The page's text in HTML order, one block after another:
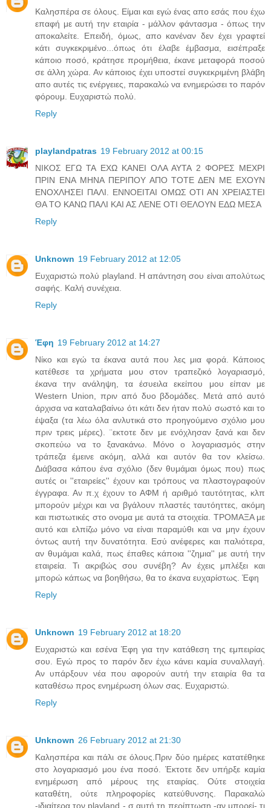
Καλησπέρα σε όλους. Είμαι και εγώ ένας απο εσάς που έχω
επαφή με αυτή την εταιρία - μάλλον φάντασμα - όπως την
αποκαλείτε. Επειδή, όμως, απο κανέναν δεν έχει γραφτεί
κάτι συγκεκριμένο...όπως ότι έλαβε έμβασμα, εισέπραξε
κάποιο ποσό, κράτησε προμήθεια, έκανε μεταφορά ποσού
σε άλλη χώρα. Αν κάποιος έχει υποστεί συγκεκριμένη βλάβη
απο αυτές τις ενέργειες, παρακαλώ να ενημερώσει το παρόν
φόρουμ. Ευχαριστώ πολύ.
Reply
playlandpatras 19 February 2012 at 00:15
ΝΙΚΟΣ ΕΓΩ ΤΑ ΕΧΩ ΚΑΝΕΙ ΟΛΑ ΑΥΤΑ 2 ΦΟΡΕΣ ΜΕΧΡΙ
ΠΡΙΝ ΕΝΑ ΜΗΝΑ ΠΕΡΙΠΟΥ ΑΠΟ ΤΟΤΕ ΔΕΝ ΜΕ ΕΧΟΥΝ
ΕΝΟΧΛΗΣΕΙ ΠΑΛΙ. ΕΝΝΟΕΙΤΑΙ ΟΜΩΣ ΟΤΙ ΑΝ ΧΡΕΙΑΣΤΕΙ
ΘΑ ΤΟ ΚΑΝΩ ΠΑΛΙ ΚΑΙ ΑΣ ΛΕΝΕ ΟΤΙ ΘΕΛΟΥΝ ΕΔΩ ΜΕΣΑ
Reply
Unknown 19 February 2012 at 12:05
Ευχαριστώ πολύ playland. Η απάντηση σου είναι απολύτως
σαφής. Καλή συνέχεια.
Reply
Έφη 19 February 2012 at 14:27
Νίκο και εγώ τα έκανα αυτά που λες μια φορά. Κάποιος
κατέθεσε τα χρήματα μου στον τραπεζικό λογαριασμό,
έκανα την ανάληψη, τα έσυειλα εκείπου μου είπαν με
Western Union, πριν από δυο βδομάδες. Μετά από αυτό
άρχισα να καταλαβαίνω ότι κάτι δεν ήταν πολύ σωστό και το
έψαξα (τα λέω όλα ανλυτικά στο προηγούμενο σχόλιο μου
πριν τρεις μέρες). ¨εκτοτε δεν με ενόχλησαν ξανά και δεν
σκοπεύω να το ξανακάνω. Μόνο ο λογαριασμός στην
τράπεζα έμεινε ακόμη, αλλά και αυτόν θα τον κλείσω.
Διάβασα κάπου ένα σχόλιο (δεν θυμάμαι όμως που) πως
αυτές οι ''εταιρείες'' έχουν και τρόπους να πλαστογραφούν
έγγραφα. Αν π.χ έχουν το ΑΦΜ ή αριθμό ταυτότητας, κλπ
μπορούν μέχρι και να βγάλουν πλαστές ταυτόηττες, ακόμη
και πιστωτικές στο ονομα με αυτά τα στοιχεία. ΤΡΟΜΑΞΑ με
αυτό και ελπίζω μόνο να είναι παραμύθι και να μην έχουν
όντως αυτή την δυνατότητα. Εσύ ανέφερες και παλιότερα,
αν θυμάμαι καλά, πως έπαθες κάποια ''ζημια'' με αυτή την
εταιρεία. Τι ακριβώς σου συνέβη? Αν έχεις μπλέξει και
μπορώ κάπως να βοηθήσω, θα το έκανα ευχαρίστως. Έφη
Reply
Unknown 19 February 2012 at 18:20
Ευχαριστώ και εσένα Έφη για την κατάθεση της εμπειρίας
σου. Εγώ προς το παρόν δεν έχω κάνει καμία συναλλαγή.
Αν υπάρξουν νέα που αφορούν αυτή την εταιρία θα τα
καταθέσω προς ενημέρωση όλων σας. Ευχαριστώ.
Reply
Unknown 26 February 2012 at 21:30
Καλησπέρα και πάλι σε όλους.Πριν δύο ημέρες κατατέθηκε
στο λογαριασμό μου ένα ποσό. Έκτοτε δεν υπήρξε καμία
ενημέρωση από μέρους της εταιρίας. Ούτε στοιχεία
καταθέτη, ούτε πληροφορίες κατεύθυνσης. Παρακαλώ
-ιδιαίτερα τον playland - σ αυτή τη περίπτωση,-αν μπορεί- τι